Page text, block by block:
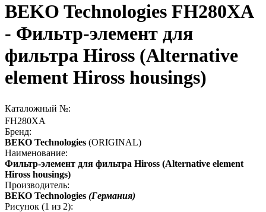
BEKO Technologies FH280XA
- Фильтр-элемент для
фильтра Hiross (Alternative
element Hiross housings)
Каталожный №:
FH280XA
Бренд:
BEKO Technologies (ORIGINAL)
Наименование:
Фильтр-элемент для фильтра Hiross (Alternative element
Hiross housings)
Производитель:
BEKO Technologies (Германия)
Рисунок (1 из 2):